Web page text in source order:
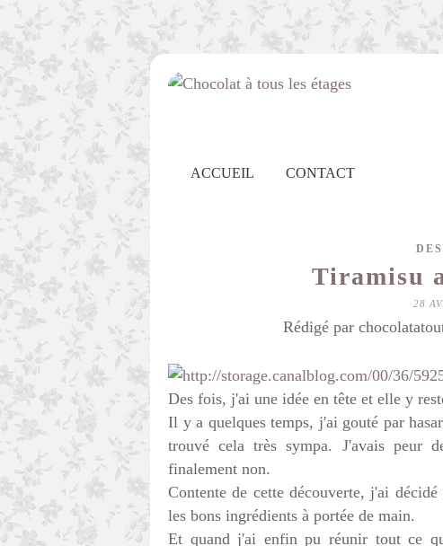
ACCUEIL CONTACT
Tiramisu
28
Rédigé par
Des fois, j'ai une idée en tête et elle y
Il y a quelques temps, j'ai gouté par
trouvé cela très sympa. J'avais peur
finalement non.
Contente de cette découverte, j'ai
les bons ingrédients à portée de main.
Et quand j'ai enfin pu réunir tout ce